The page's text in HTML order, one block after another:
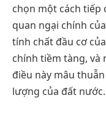
chọn một cách
quan ngại chính
tính chất đầu cơ
chính tiềm tàng, và
điều này mâu
lượng của đất nước.